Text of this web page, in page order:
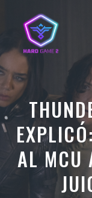
contenido
AL MCU